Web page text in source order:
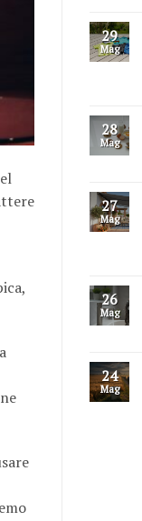
29
Mag
28
Mag
27
Mag
26
Mag
24
Mag